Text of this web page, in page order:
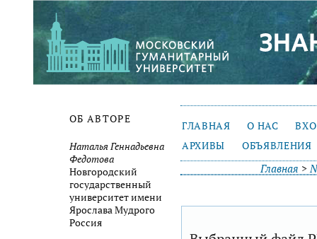
ОБ АВТОРЕ
Наталья Геннадьевна
Федотова
Новгородский
государственный
университет имени
Ярослава Мудрого
Россия
ГЛАВНАЯ О НАС
АРХИВЫ
ОБЪЯВЛЕНИЯ
Главная >